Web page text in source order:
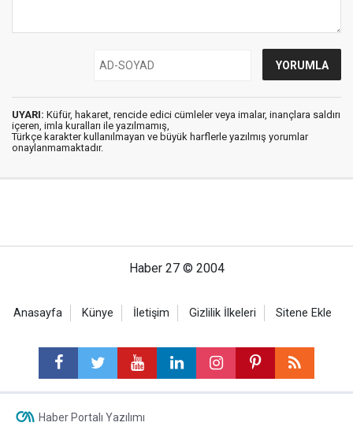
UYARI: Küfür, hakaret, rencide edici cümleler veya imalar, inançlara saldırı
içeren, imla kuralları ile yazılmamış,
Türkçe karakter kullanılmayan ve büyük harflerle yazılmış yorumlar
onaylanmamaktadır.
Haber 27 © 2004
Anasayfa Künye İletişim Gizlilik İlkeleri Sitene Ekle
Haber Portalı Yazılımı